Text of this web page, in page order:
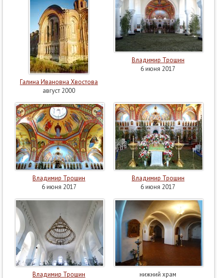
Галина Ивановна Хвостова
август 2000
Владимир Трошин
6 июня 2017
Владимир Трошин
6 июня 2017
Владимир Трошин
6 июня 2017
Владимир Трошин
нижний храм